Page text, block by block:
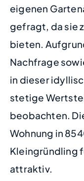
eigenen
gefragt, da sie
bieten.
Nachfrage
in dieser
stetige
beobachten.
Wohnung in
Kleingründling
attraktiv.